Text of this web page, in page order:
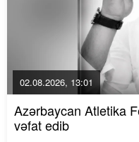
02.08.2026, 13:01
Azərbaycan Atletika
vəfat edib